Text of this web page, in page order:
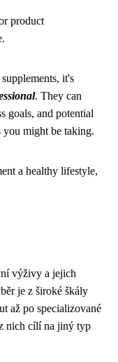
product
it's
. They can
goals, and potential
you might be taking.
a healthy lifestyle,
výživy a jejich
je z široké škály
až po specializované
nich cílí na jiný typ